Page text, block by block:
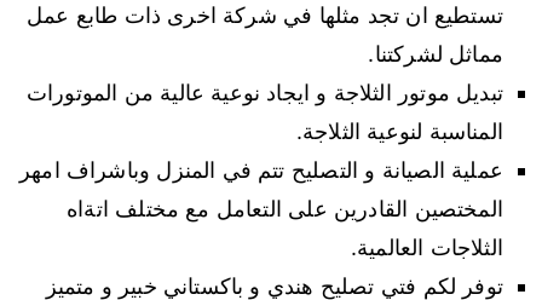
تستطيع ان تجد مثلها في شركة اخرى ذات طابع عمل
مماثل لشركتنا.
تبديل موتور الثلاجة و ايجاد نوعية عالية من الموتورات
المناسبة لنوعية الثلاجة.
عملية الصيانة و التصليح تتم في المنزل وباشراف امهر
المختصين القادرين على التعامل مع مختلف اتةاه
الثلاجات العالمية.
توفر لكم فتي تصليح هندي و باكستاني خبير و متميز